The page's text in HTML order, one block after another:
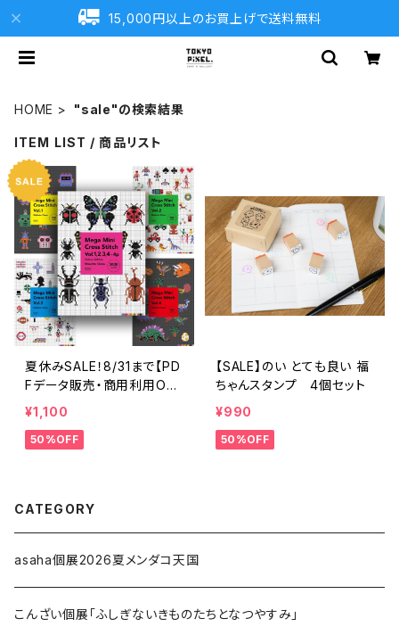
15,000円以上のお買上げで送料無料
HOME "sale"の検索結果
ITEM LIST / 商品リスト
夏休みSALE！8/31まで【PD
Fデータ販売・商用利用OK・
３０００点収録・111P】Mega
Mini Cross Stitch Delux
e Edition
¥1,100
50%OFF
【SALE】のい とても良い 福
ちゃんスタンプ 4個セット
¥990
50%OFF
CATEGORY
asaha個展2026夏メンダコ天国
こんざい個展「ふしぎないきものたちとなつやすみ」